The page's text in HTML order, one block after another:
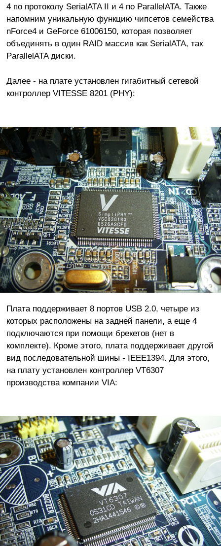
4 по протоколу SerialATA II и 4 по ParallelATA. Также
напомним уникальную функцию чипсетов семейства
nForce4 и GeForce 61006150, которая позволяет
объединять в один RAID массив как SerialATA, так
ParallelATA диски.
Далее - на плате установлен гигабитный сетевой
контроллер VITESSE 8201 (PHY):
Плата поддерживает 8 портов USB 2.0, четыре из
которых расположены на задней панели, а еще 4
подключаются при помощи брекетов (нет в
комплекте). Кроме этого, плата поддерживает другой
вид последовательной шины - IEEE1394. Для этого,
на плату установлен контроллер VT6307
производства компании VIA: